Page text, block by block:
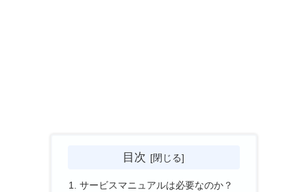
目次
サービスマニュアルは必要なのか？